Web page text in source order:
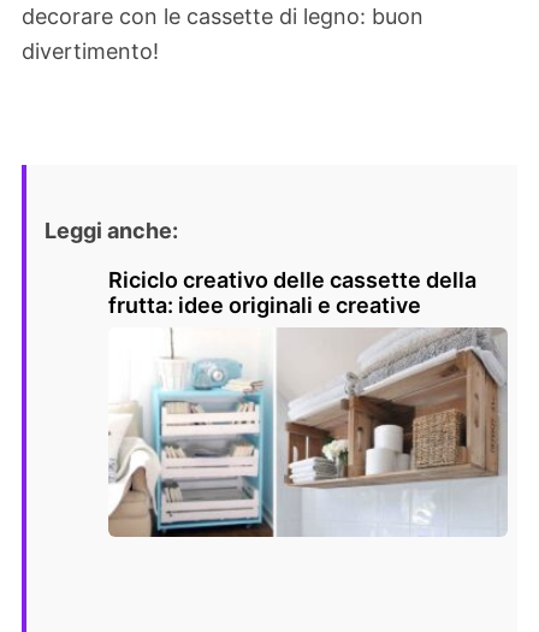
decorare con le cassette di legno: buon
divertimento!
Leggi anche:
Riciclo creativo delle cassette della
frutta: idee originali e creative